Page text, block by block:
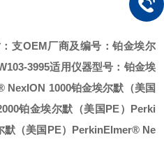
支OEM厂商及编号：铂金埃尔
3995适用仪器型号： 铂金埃
NexION 1000铂金埃尔默（美国
铂金埃尔默（美国PE）Perki
默（美国PE）PerkinElmer® Ne